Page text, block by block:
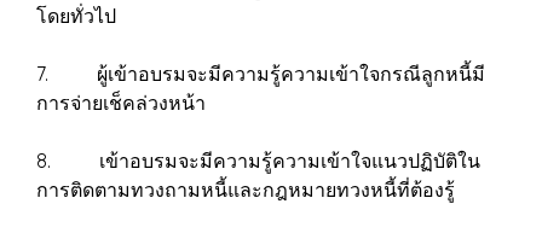
โดยทั่วไป
7. ผู้เข้าอบรมจะมีความรู้ความเข้าใจกรณีลูกหนี้มี
การจ่ายเช็คล่วงหน้า
8. เข้าอบรมจะมีความรู้ความเข้าใจแนวปฏิบัติใน
การติดตามทวงถามหนี้และกฎหมายทวงหนี้ที่ต้องรู้